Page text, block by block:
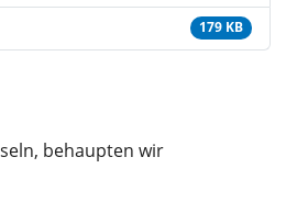
179 KB